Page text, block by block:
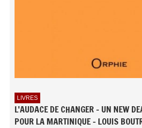
LIVRES
L'AUDACE DE CHANGER - UN NEW
POUR LA MARTINIQUE - LOUIS